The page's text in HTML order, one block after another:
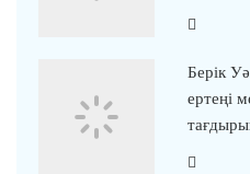
Берік
ертеңі